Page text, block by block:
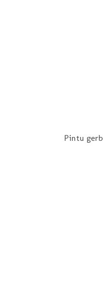
Pintu